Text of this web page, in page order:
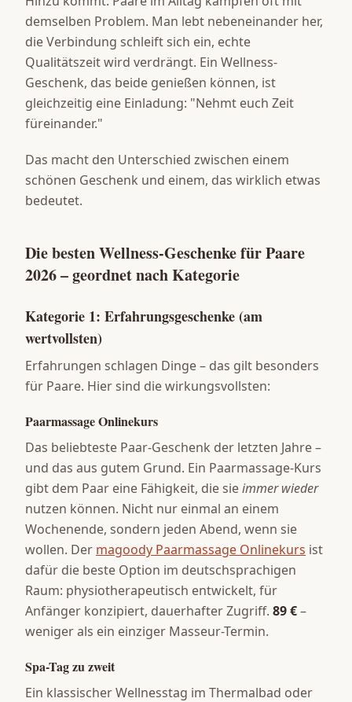
demselben Problem. Man lebt nebeneinander her,
die Verbindung schleift sich ein, echte
Qualitätszeit wird verdrängt. Ein Wellness-
Geschenk, das beide genießen können, ist
gleichzeitig eine Einladung: "Nehmt euch Zeit
füreinander."
Das macht den Unterschied zwischen einem
schönen Geschenk und einem, das wirklich etwas
bedeutet.
Die besten Wellness-Geschenke für Paare
2026 – geordnet nach Kategorie
Kategorie 1: Erfahrungsgeschenke (am
wertvollsten)
Erfahrungen schlagen Dinge – das gilt besonders
für Paare. Hier sind die wirkungsvollsten:
Paarmassage Onlinekurs
Das beliebteste Paar-Geschenk der letzten Jahre –
und das aus gutem Grund. Ein Paarmassage-Kurs
gibt dem Paar eine Fähigkeit, die sieimmer wieder
nutzen können. Nicht nur einmal an einem
Wochenende, sondern jeden Abend, wenn sie
wollen. Der magoody Paarmassage Onlinekurs ist
dafür die beste Option im deutschsprachigen
Raum: physiotherapeutisch entwickelt, für
Anfänger konzipiert, dauerhafter Zugriff. 89 €–
weniger als ein einziger Masseur-Termin.
Spa-Tag zu zweit
Ein klassischer Wellnesstag im Thermalbad oder